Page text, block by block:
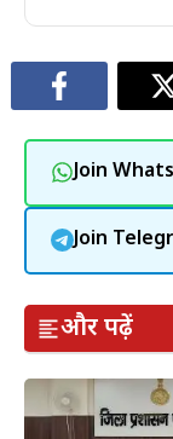
Join
Join
और पढ़ें